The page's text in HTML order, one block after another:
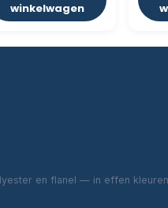
winkelwagen
en flanel — in effen